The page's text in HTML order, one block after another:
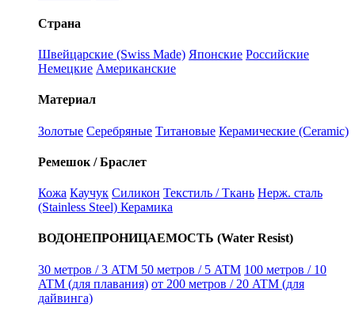
Страна
Швейцарские (Swiss Made) Японские Российские
Немецкие Американские
Материал
Золотые Серебряные Титановые Керамические (Ceramic)
Ремешок / Браслет
Кожа Каучук Силикон Текстиль / Ткань Нерж. сталь
(Stainless Steel) Керамика
ВОДОНЕПРОНИЦАЕМОСТЬ (Water Resist)
30 метров / 3 ATM 50 метров / 5 ATM 100 метров / 10
ATM (для плавания) от 200 метров / 20 ATM (для
дайвинга)